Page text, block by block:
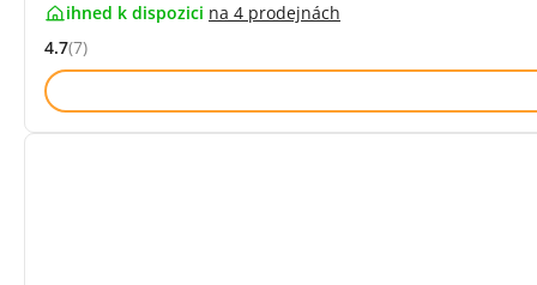
ihned k dispozici na 4 prodejnách
Hodnocení: 4.7 z 5 (7 recenzí)
4.7(7)